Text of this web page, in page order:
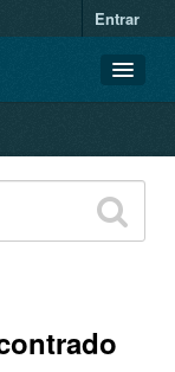
Entrar